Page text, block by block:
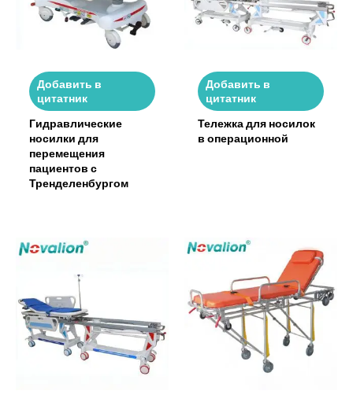
Добавить в
цитатник
Гидравлические
носилки для
перемещения
пациентов с
Тренделенбургом
Добавить в
цитатник
Тележка для носилок
в операционной